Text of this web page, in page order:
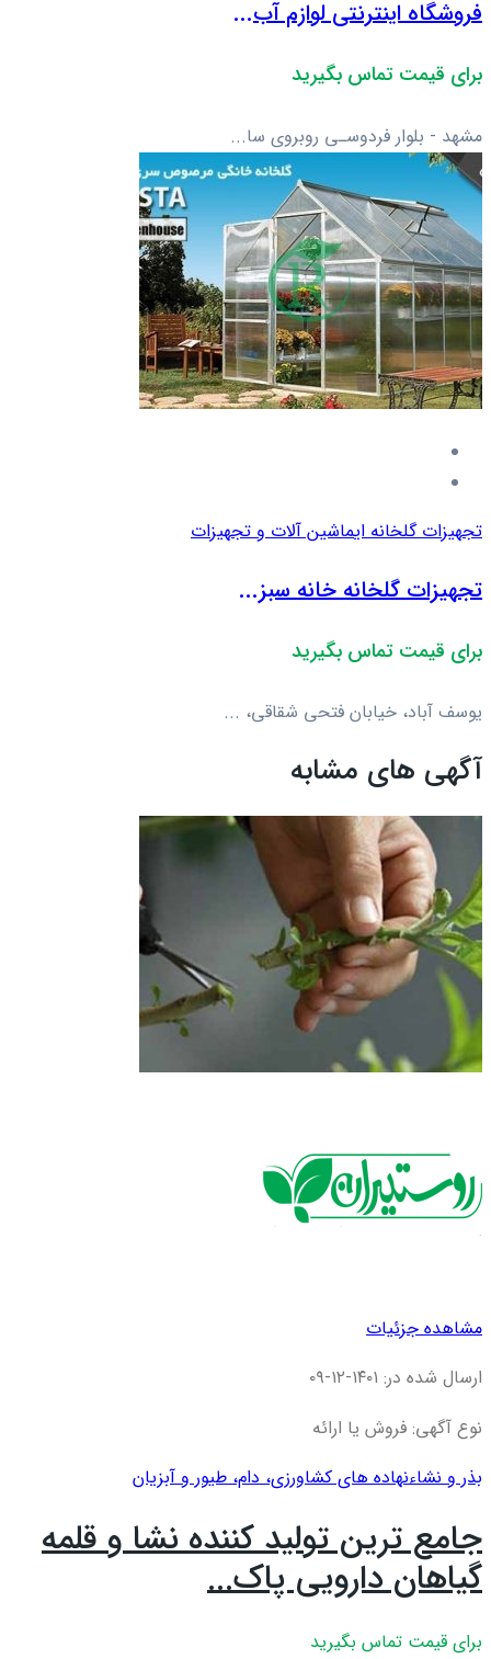
فروشگاه اینترنتی لوازم آب...
برای قیمت تماس بگیرید
مشهد - بلوار فردوسـی روبروی سا...
تجهیزات گلخانه ایماشین آلات و تجهیزات
تجهیزات گلخانه خانه سبز...
برای قیمت تماس بگیرید
یوسف آباد، خیابان فتحی شقاقی، ...
آگهی های مشابه
مشاهده جزئیات
ارسال شده در: ۱۴۰۱-۱۲-۰۹
نوع آگهی: فروش یا ارائه
بذر و نشاءنهاده های کشاورزی، دام، طيور و آبزيان
جامع ترین تولید کننده نشا و قلمه
گیاهان دارویی پاک...
برای قیمت تماس بگیرید